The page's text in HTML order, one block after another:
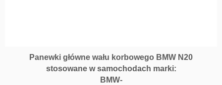
Panewki główne wału korbowego BMW N20
stosowane w samochodach marki:
BMW-